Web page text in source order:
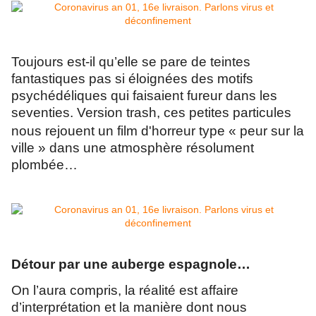
Toujours est-il qu’elle se pare de teintes
fantastiques pas si éloignées des motifs
psychédéliques qui faisaient fureur dans les
seventies. Version trash, ces petites particules
nous rejouent un film d'horreur type « peur sur la
ville » dans une atmosphère résolument
plombée…
Détour par une auberge espagnole…
On l’aura compris, la réalité est affaire
d’interprétation et la manière dont nous